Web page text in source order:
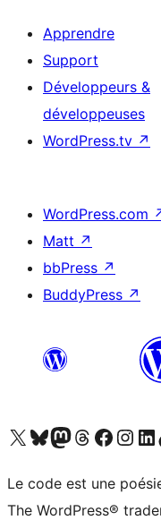
Apprendre
Support
Développeurs &
développeuses
WordPress.tv ↗
WordPress.com
Matt ↗
bbPress ↗
BuddyPress ↗
Visitez notre compte X (précédemment Twitter)
Visiter notre compte Bluesky
Visiter notre compte Mastodon
Visiter notre compte Threads
Consulter notre
Consulter
Le code est une
The WordPress®